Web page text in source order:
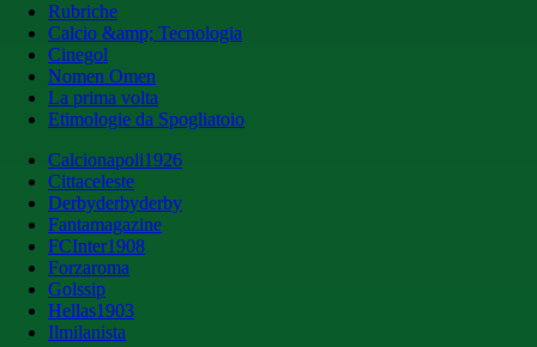
Rubriche
Calcio &amp; Tecnologia
Cinegol
Nomen Omen
La prima volta
Etimologie da Spogliatoio
Calcionapoli1926
Cittaceleste
Derbyderbyderby
Fantamagazine
FCInter1908
Forzaroma
Golssip
Hellas1903
Ilmilanista